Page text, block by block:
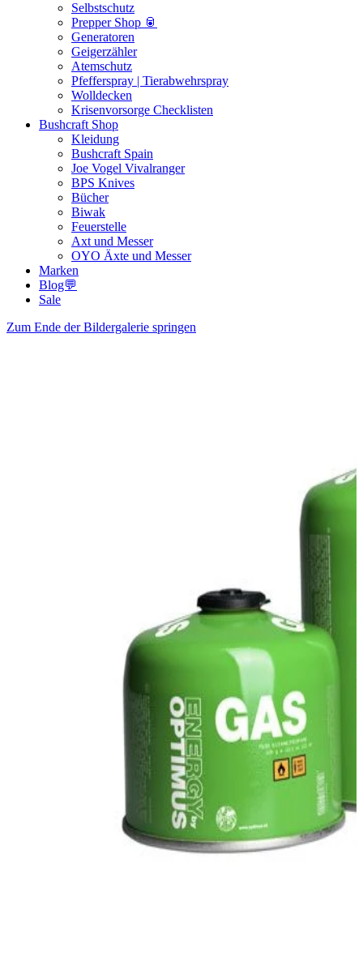
Selbstschutz
Prepper Shop 🥫
Generatoren
Geigerzähler
Atemschutz
Pfefferspray | Tierabwehrspray
Wolldecken
Krisenvorsorge Checklisten
Bushcraft Shop
Kleidung
Bushcraft Spain
Joe Vogel Vivalranger
BPS Knives
Bücher
Biwak
Feuerstelle
Axt und Messer
OYO Äxte und Messer
Marken
Blog💬
Sale
Zum Ende der Bildergalerie springen